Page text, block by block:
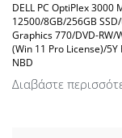
DELL PC OptiPlex 3000
12500/8GB/256GB
Graphics 770/DVD-RW/
(Win 11 Pro License)/
NBD
Διαβάστε